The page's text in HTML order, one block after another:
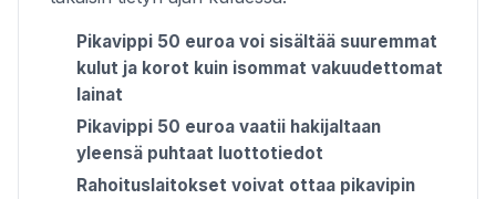
Pikavippi 50 euroa voi sisältää suuremmat
kulut ja korot kuin isommat vakuudettomat
lainat
Pikavippi 50 euroa vaatii hakijaltaan
yleensä puhtaat luottotiedot
Rahoituslaitokset voivat ottaa pikavipin